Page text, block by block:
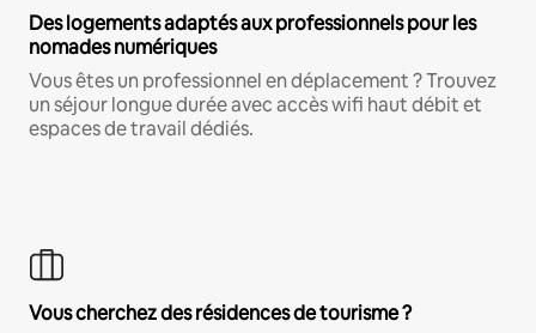
Des logements adaptés aux professionnels pour les
nomades numériques
Vous êtes un professionnel en déplacement ? Trouvez
un séjour longue durée avec accès wifi haut débit et
espaces de travail dédiés.
Vous cherchez des résidences de tourisme ?